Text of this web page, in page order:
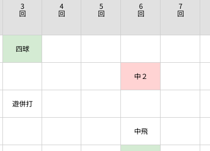
3
回
4
回
5
回
6
回
7
回
四球
中２
遊併打
中飛